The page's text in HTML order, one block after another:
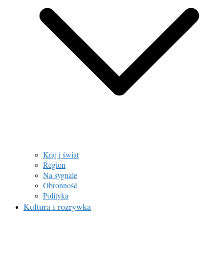
Kraj i świat
Region
Na sygnale
Obronność
Polityka
Kultura i rozrywka